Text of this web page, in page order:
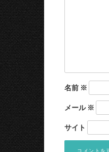
名前 ※
メール※
サイト